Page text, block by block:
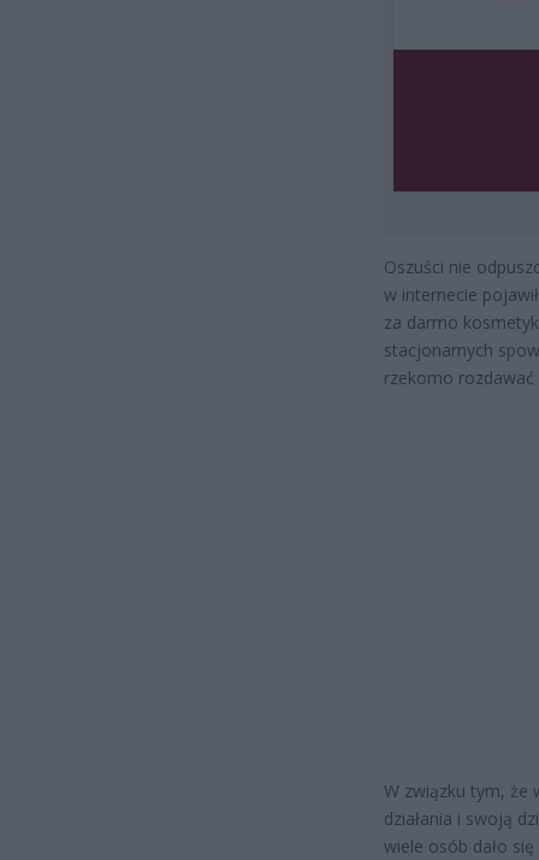
Oszuści nie
w internecie
za darmo
stacjonarnych
rzekomo
W związku tym, że
działania i swoją
wiele osób dało